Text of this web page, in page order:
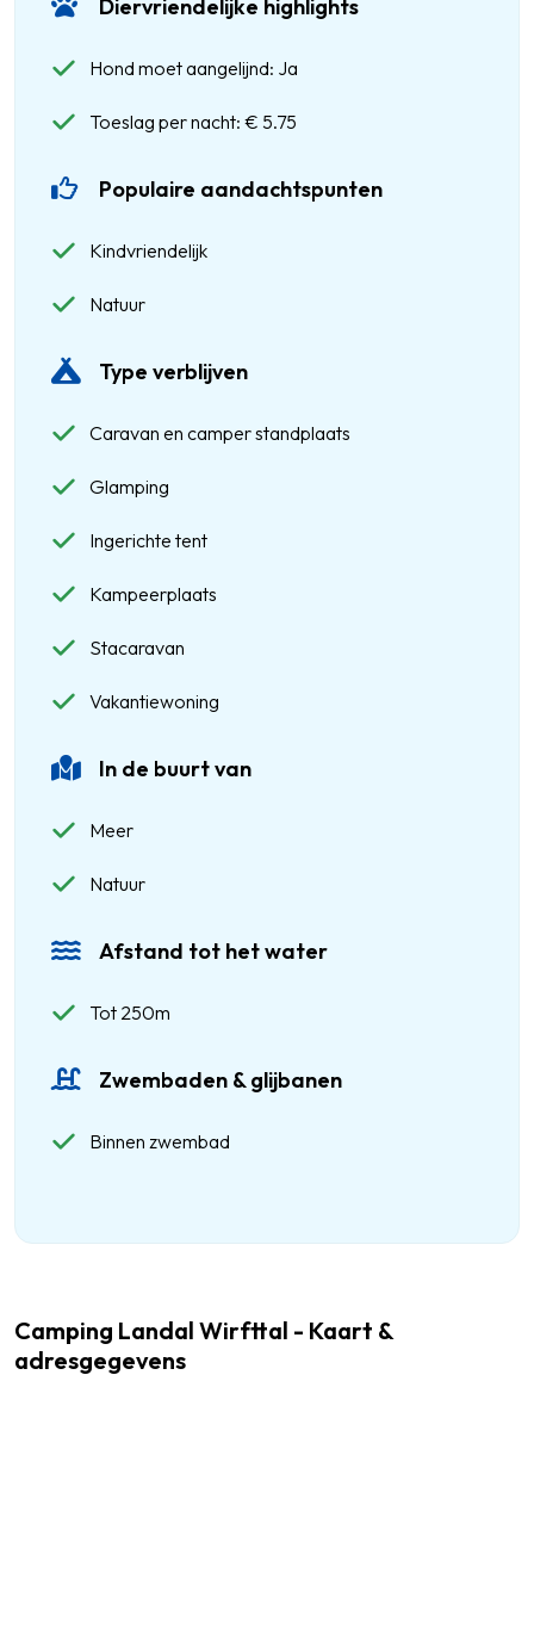
Diervriendelijke highlights
Hond moet aangelijnd: Ja
Toeslag per nacht: € 5.75
Populaire aandachtspunten
Kindvriendelijk
Natuur
Type verblijven
Caravan en camper standplaats
Glamping
Ingerichte tent
Kampeerplaats
Stacaravan
Vakantiewoning
In de buurt van
Meer
Natuur
Afstand tot het water
Tot 250m
Zwembaden & glijbanen
Binnen zwembad
Camping Landal Wirfttal - Kaart &
adresgegevens